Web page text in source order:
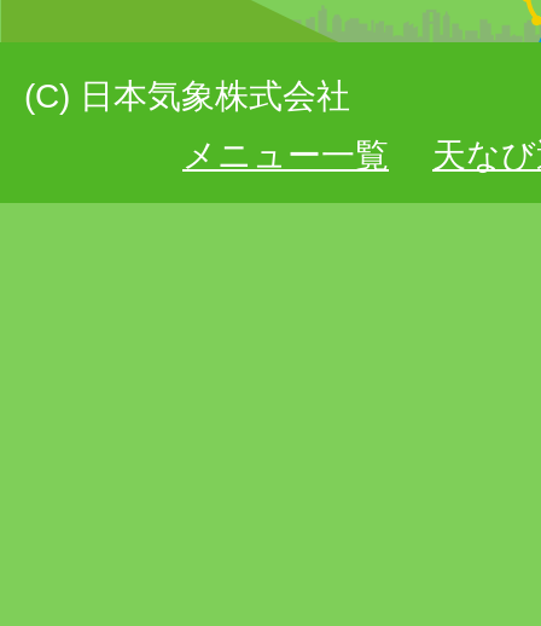
(C) 日本気象株式会社
メニュー一覧
天な